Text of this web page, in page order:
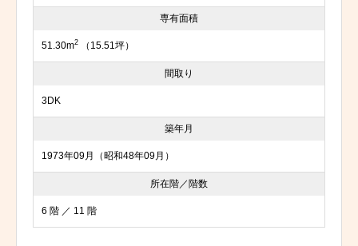
専有面積
51.30m2 （15.51坪）
間取り
3DK
築年月
1973年09月（昭和48年09月）
所在階／階数
6 階 ／ 11 階